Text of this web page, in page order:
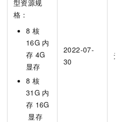
型资源规
格：
8 核
16G 内
存 4G
显存
8 核
31G 内
存 16G
显存
2022-07-
30
无